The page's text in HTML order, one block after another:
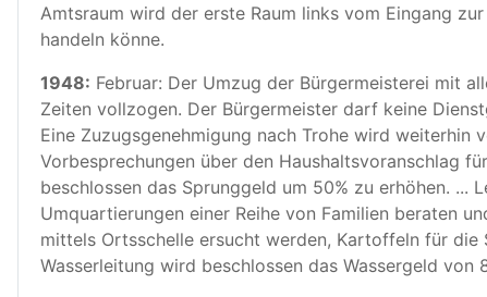
Amtsraum wird der erste Raum links vom Eingang
handeln könne.
1948: Februar: Der Umzug der Bürgermeisterei mit
Zeiten vollzogen. Der Bürgermeister darf keine
Eine Zuzugsgenehmigung nach Trohe wird weiterhin
Vorbesprechungen über den Haushaltsvoranschlag
beschlossen das Sprunggeld um 50% zu erhöhen.
Umquartierungen einer Reihe von Familien beraten
mittels Ortsschelle ersucht werden, Kartoffeln für die
Wasserleitung wird beschlossen das Wassergeld